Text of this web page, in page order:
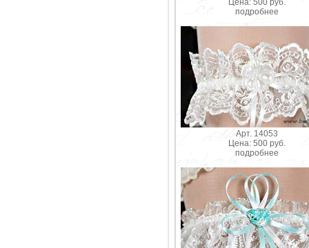
Цена: 500 руб.
подробнее
Арт. 14053
Цена: 500 руб.
подробнее